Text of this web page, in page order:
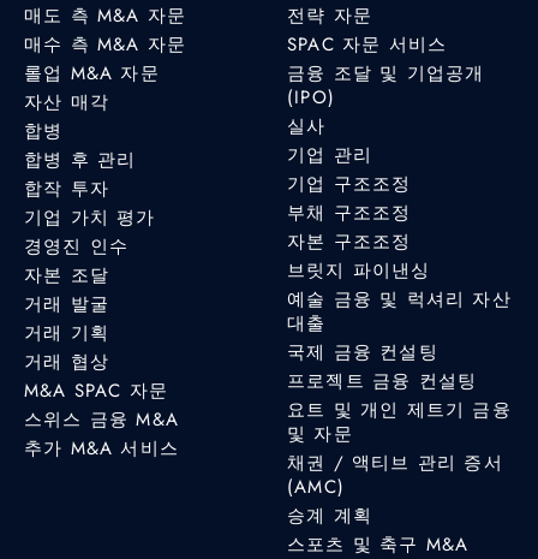
매도 측 M&A 자문
매수 측 M&A 자문
롤업 M&A 자문
자산 매각
합병
합병 후 관리
합작 투자
기업 가치 평가
경영진 인수
자본 조달
거래 발굴
거래 기획
거래 협상
M&A SPAC 자문
스위스 금융 M&A
추가 M&A 서비스
전략 자문
SPAC 자문 서비스
금융 조달 및 기업공개
(IPO)
실사
기업 관리
기업 구조조정
부채 구조조정
자본 구조조정
브릿지 파이낸싱
예술 금융 및 럭셔리 자산
대출
국제 금융 컨설팅
프로젝트 금융 컨설팅
요트 및 개인 제트기 금융
및 자문
채권 / 액티브 관리 증서
(AMC)
승계 계획
스포츠 및 축구 M&A